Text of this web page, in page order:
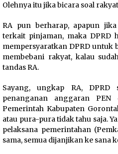
Olehnya itu jika bicara soal
RA pun berharap, apapun
terkait pinjaman, maka DPRD
mempersyaratkan DPRD untuk
membebani rakyat, kalau
tandas RA.
Sayang, ungkap RA, DPRD
penanganan anggaran
Pemerintah Kabupaten
atau pura-pura tidak tahu saja.
pelaksana pemerintahan
sama, semua dijanjikan ke sana